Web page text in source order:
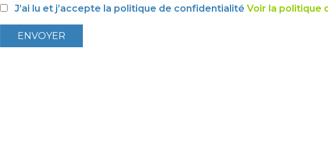
J’ai lu et j’accepte la politique de confidentialitéVoir la politique